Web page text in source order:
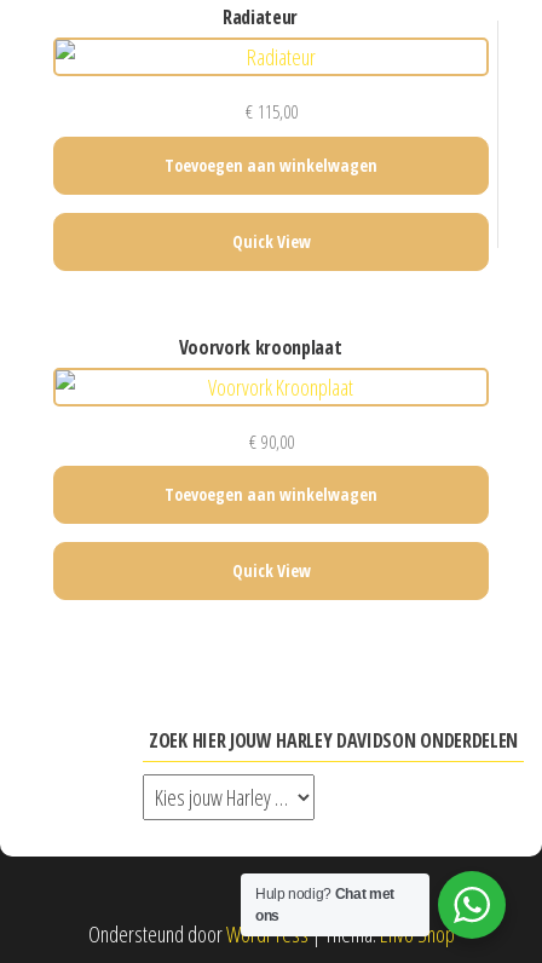
radiateur
€115,00
Toevoegen aan winkelwagen
Quick View
voorvork kroonplaat
€90,00
Toevoegen aan winkelwagen
Quick View
ZOEK HIER JOUW HARLEY DAVIDSON ONDERDELEN
Ondersteund doorWordPress|Thema:Envo Shop
Hulp nodig? Chat met
ons